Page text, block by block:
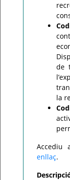
de
la
Accediu
enllaç.